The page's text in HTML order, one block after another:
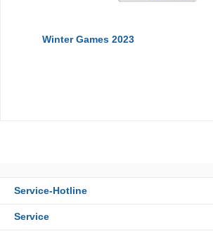
Winter Games 2023
Service-Hotline
Service